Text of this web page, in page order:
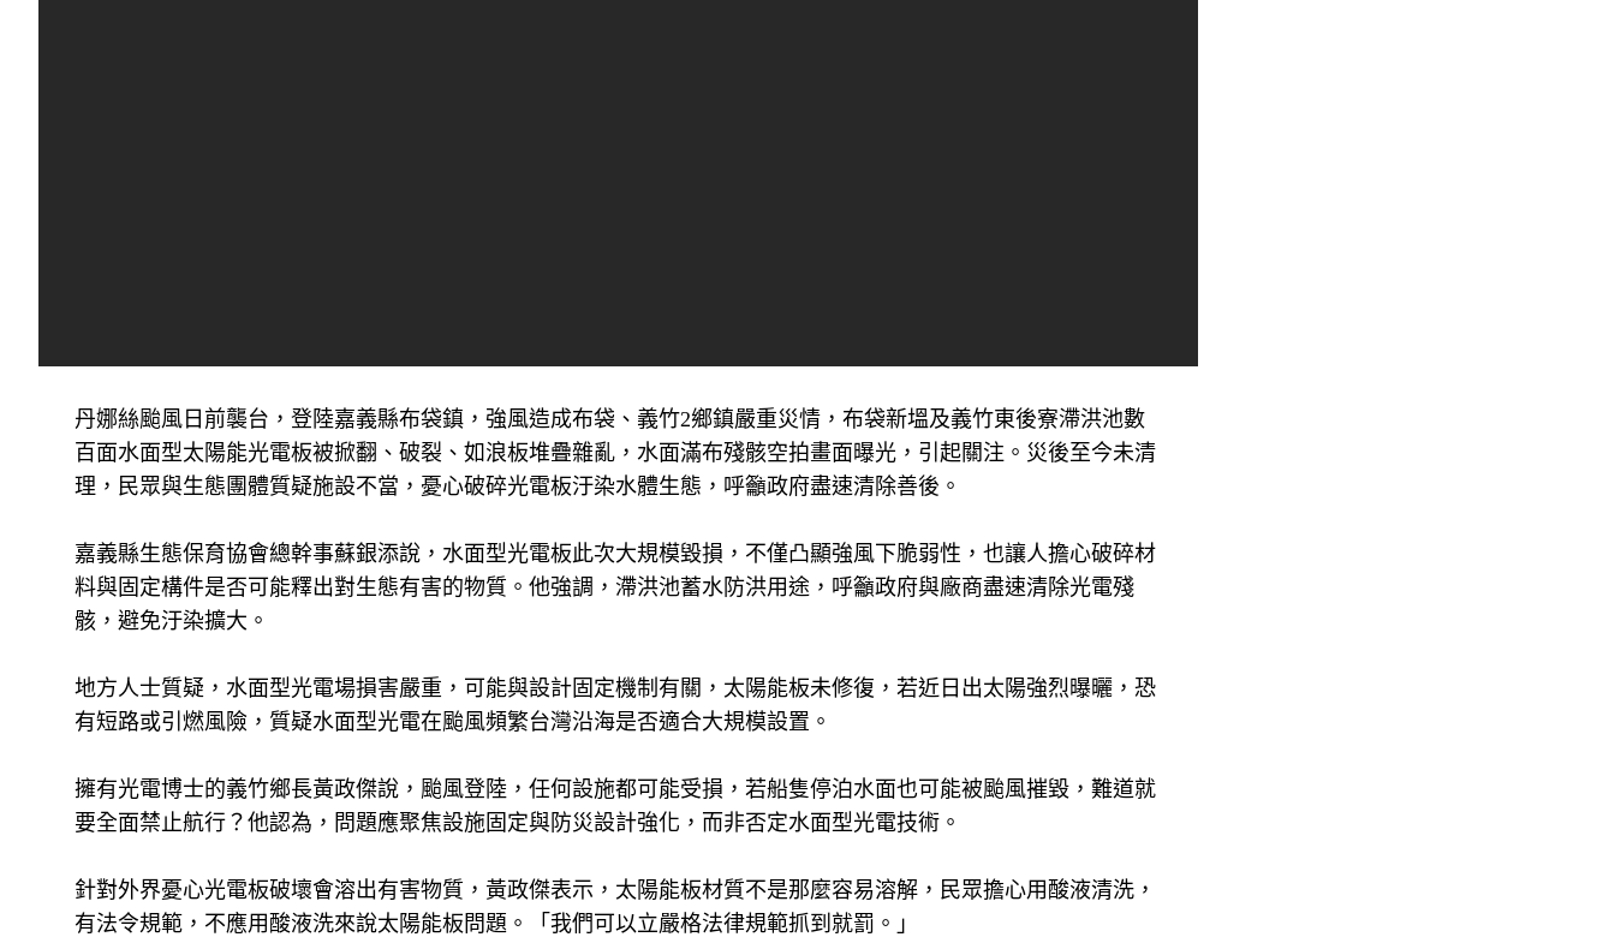
丹娜絲颱風日前襲台，登陸嘉義縣布袋鎮，強風造成布袋、義竹2鄉鎮嚴重災情，布袋新塭及義竹東後寮滯洪池數
百面水面型太陽能光電板被掀翻、破裂、如浪板堆疊雜亂，水面滿布殘骸空拍畫面曝光，引起關注。災後至今未清
理，民眾與生態團體質疑施設不當，憂心破碎光電板汙染水體生態，呼籲政府盡速清除善後。
嘉義縣生態保育協會總幹事蘇銀添說，水面型光電板此次大規模毀損，不僅凸顯強風下脆弱性，也讓人擔心破碎材
料與固定構件是否可能釋出對生態有害的物質。他強調，滯洪池蓄水防洪用途，呼籲政府與廠商盡速清除光電殘
骸，避免汙染擴大。
地方人士質疑，水面型光電場損害嚴重，可能與設計固定機制有關，太陽能板未修復，若近日出太陽強烈曝曬，恐
有短路或引燃風險，質疑水面型光電在颱風頻繁台灣沿海是否適合大規模設置。
擁有光電博士的義竹鄉長黃政傑說，颱風登陸，任何設施都可能受損，若船隻停泊水面也可能被颱風摧毀，難道就
要全面禁止航行？他認為，問題應聚焦設施固定與防災設計強化，而非否定水面型光電技術。
針對外界憂心光電板破壞會溶出有害物質，黃政傑表示，太陽能板材質不是那麼容易溶解，民眾擔心用酸液清洗，
有法令規範，不應用酸液洗來說太陽能板問題。「我們可以立嚴格法律規範抓到就罰。」